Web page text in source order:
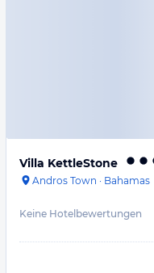
Villa KettleStone
Andros Town · Bahamas
Keine Hotelbewertungen